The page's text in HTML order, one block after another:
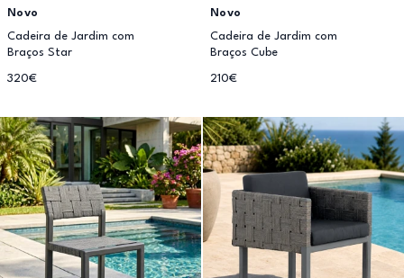
Novo
Cadeira de Jardim com
Braços Star
320€
Novo
Cadeira de Jardim com
Braços Cube
210€